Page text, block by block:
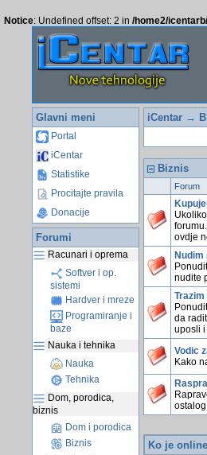
Notice: Undefined offset: 2 in /home2/
Glavni meni
Portal
iCentar
Statistike
Procitajte pravila
Donacije
Forumi
Racunari i oprema
Softver i op.
sistemi
Hardver i mreze
Programiranje i
baze
Nauka i tehnika
Nauka
Tehnika
Dom, porodica,
biznis
Dom i porodica
Biznis
iCentar→
Biznis
Forum
ovdje
Nudim
nudite
Trazim
da
uposli i
Vodic
Kako
Ko je